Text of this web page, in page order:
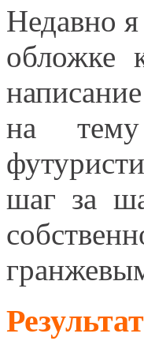
Недавно
обложке
на
шаг за